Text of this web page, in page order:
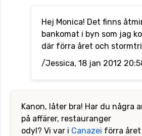
Hej Monica! Det finns
bankomat i byn som jag
där förra året och
/Jessica, 18 jan 2012
Kanon, låter bra! Har du några
på affärer, restauranger
odyl? Vi var i Canazei förra året